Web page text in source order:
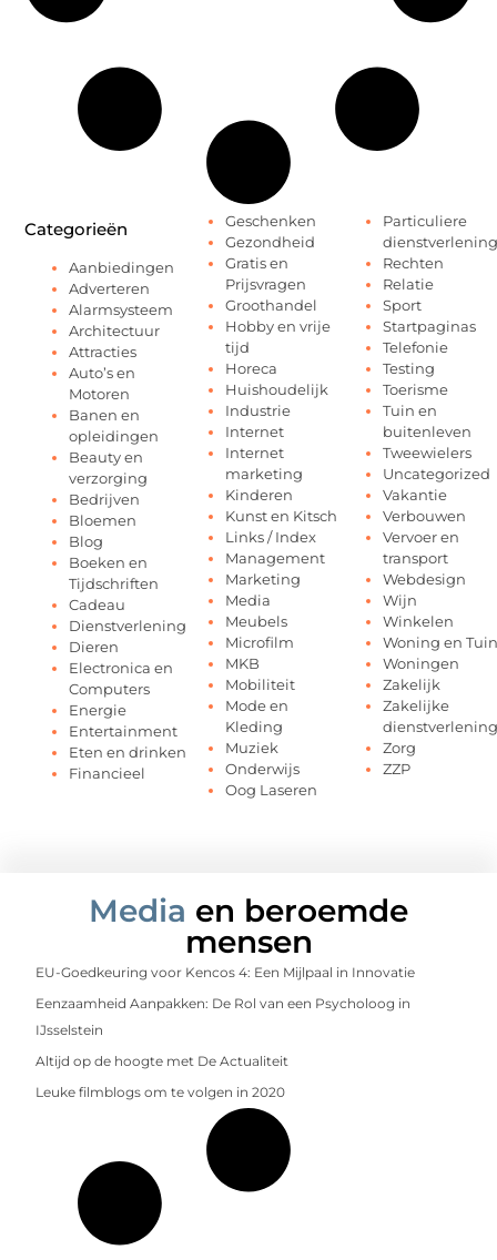
Categorieën
Aanbiedingen
Adverteren
Alarmsysteem
Architectuur
Attracties
Auto’s en
Motoren
Banen en
opleidingen
Beauty en
verzorging
Bedrijven
Bloemen
Blog
Boeken en
Tijdschriften
Cadeau
Dienstverlening
Dieren
Electronica en
Computers
Energie
Entertainment
Eten en drinken
Financieel
Geschenken
Gezondheid
Gratis en
Prijsvragen
Groothandel
Hobby en vrije
tijd
Horeca
Huishoudelijk
Industrie
Internet
Internet
marketing
Kinderen
Kunst en Kitsch
Links / Index
Management
Marketing
Media
Meubels
Microfilm
MKB
Mobiliteit
Mode en
Kleding
Muziek
Onderwijs
Oog Laseren
Particuliere
dienstverlening
Rechten
Relatie
Sport
Startpaginas
Telefonie
Testing
Toerisme
Tuin en
buitenleven
Tweewielers
Uncategorized
Vakantie
Verbouwen
Vervoer en
transport
Webdesign
Wijn
Winkelen
Woning en Tuin
Woningen
Zakelijk
Zakelijke
dienstverlening
Zorg
ZZP
Media en beroemde
mensen
EU-Goedkeuring voor Kencos 4: Een Mijlpaal in Innovatie
Eenzaamheid Aanpakken: De Rol van een Psycholoog in
IJsselstein
Altijd op de hoogte met De Actualiteit
Leuke filmblogs om te volgen in 2020